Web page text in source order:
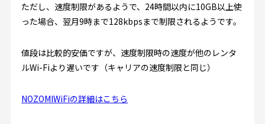
ただし、速度制限があるようで、24時間以内に10GB以上使
った場合、翌月9時まで128kbpsまで制限されるようです。
値段は比較的安価ですが、速度制限時の速度が他のレンタ
ルWi-Fiより遅いです（キャリアの速度制限と同じ）
NOZOMIWiFiの詳細はこちら